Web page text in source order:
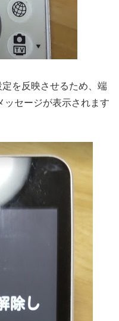
定を反映させるため、端
ッセージが表示されます